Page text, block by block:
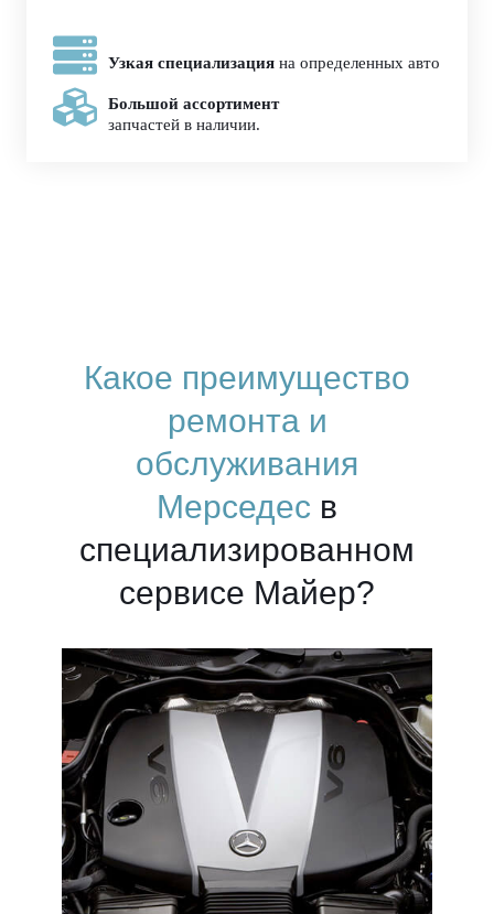
Узкая специализация на определенных авто
Большой ассортимент
запчастей в наличии.
Какое преимущество
ремонта и
обслуживания
Мерседес в
специализированном
сервисе Майер?